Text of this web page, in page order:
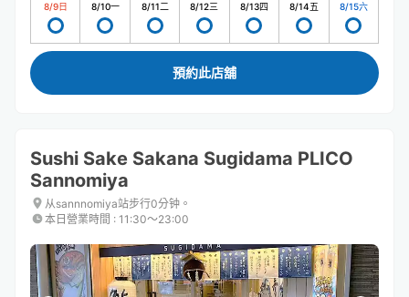
8/9日 8/10一 8/11二 8/12三 8/13四 8/14五 8/15六
預約此店舖
Sushi Sake Sakana Sugidama PLICO
Sannomiya
从sannnomiya站步行0分钟。
本日營業時間 : 11:30〜23:00